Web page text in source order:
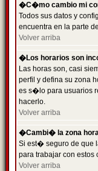
�C�mo cambio mi
Todos sus datos y
encuentra en la parte
Volver arriba
�Los horarios son
Las horas son, casi
perfil y defina su zona
es s�lo para usuarios
hacerlo.
Volver arriba
�Cambi� la zona
Si est� seguro de que
para trabajar con estos
Volver arriba